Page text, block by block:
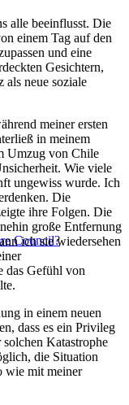
Council?
alle beeinflusst. Die
einem Tag auf den
und eine
Gesichtern,
als neue soziale
meiner ersten
in meinem
Umzug von Chile
Wie viele
ungewiss wurde. Ich
Die
ihre Folgen. Die
große Entfernung
ich sie wiedersehen
das Gefühl von
.
in einem neuen
dass es ein Privileg
Katastrophe
die Situation
wie mit meiner